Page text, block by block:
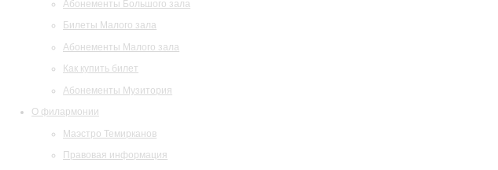
Абонементы Большого зала
Билеты Малого зала
Абонементы Малого зала
Как купить билет
Абонементы Музитория
О филармонии
Маэстро Темирканов
Правовая информация